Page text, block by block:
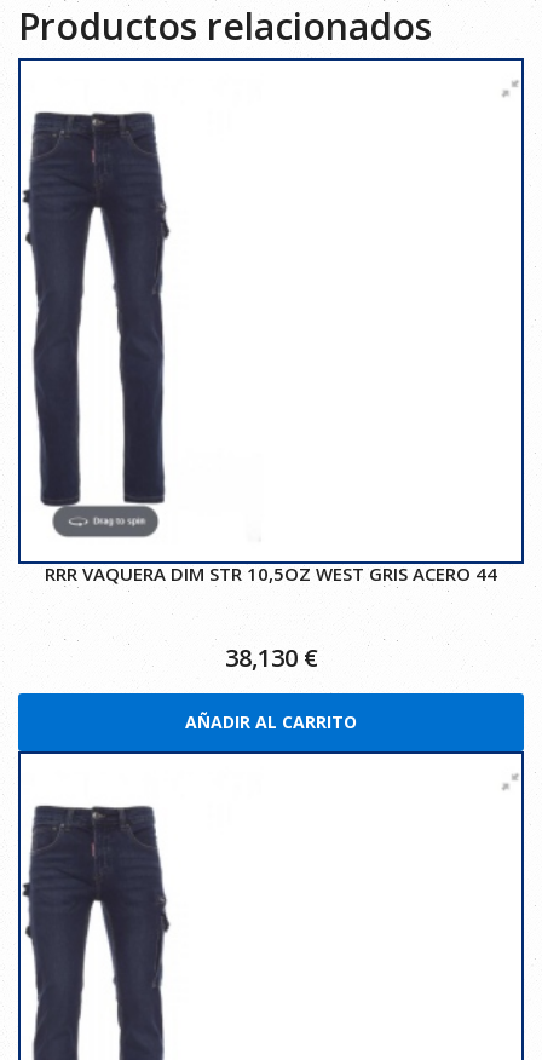
Productos relacionados
RRR VAQUERA DIM STR 10,5OZ WEST GRIS ACERO 44
38,130 €
AÑADIR AL CARRITO